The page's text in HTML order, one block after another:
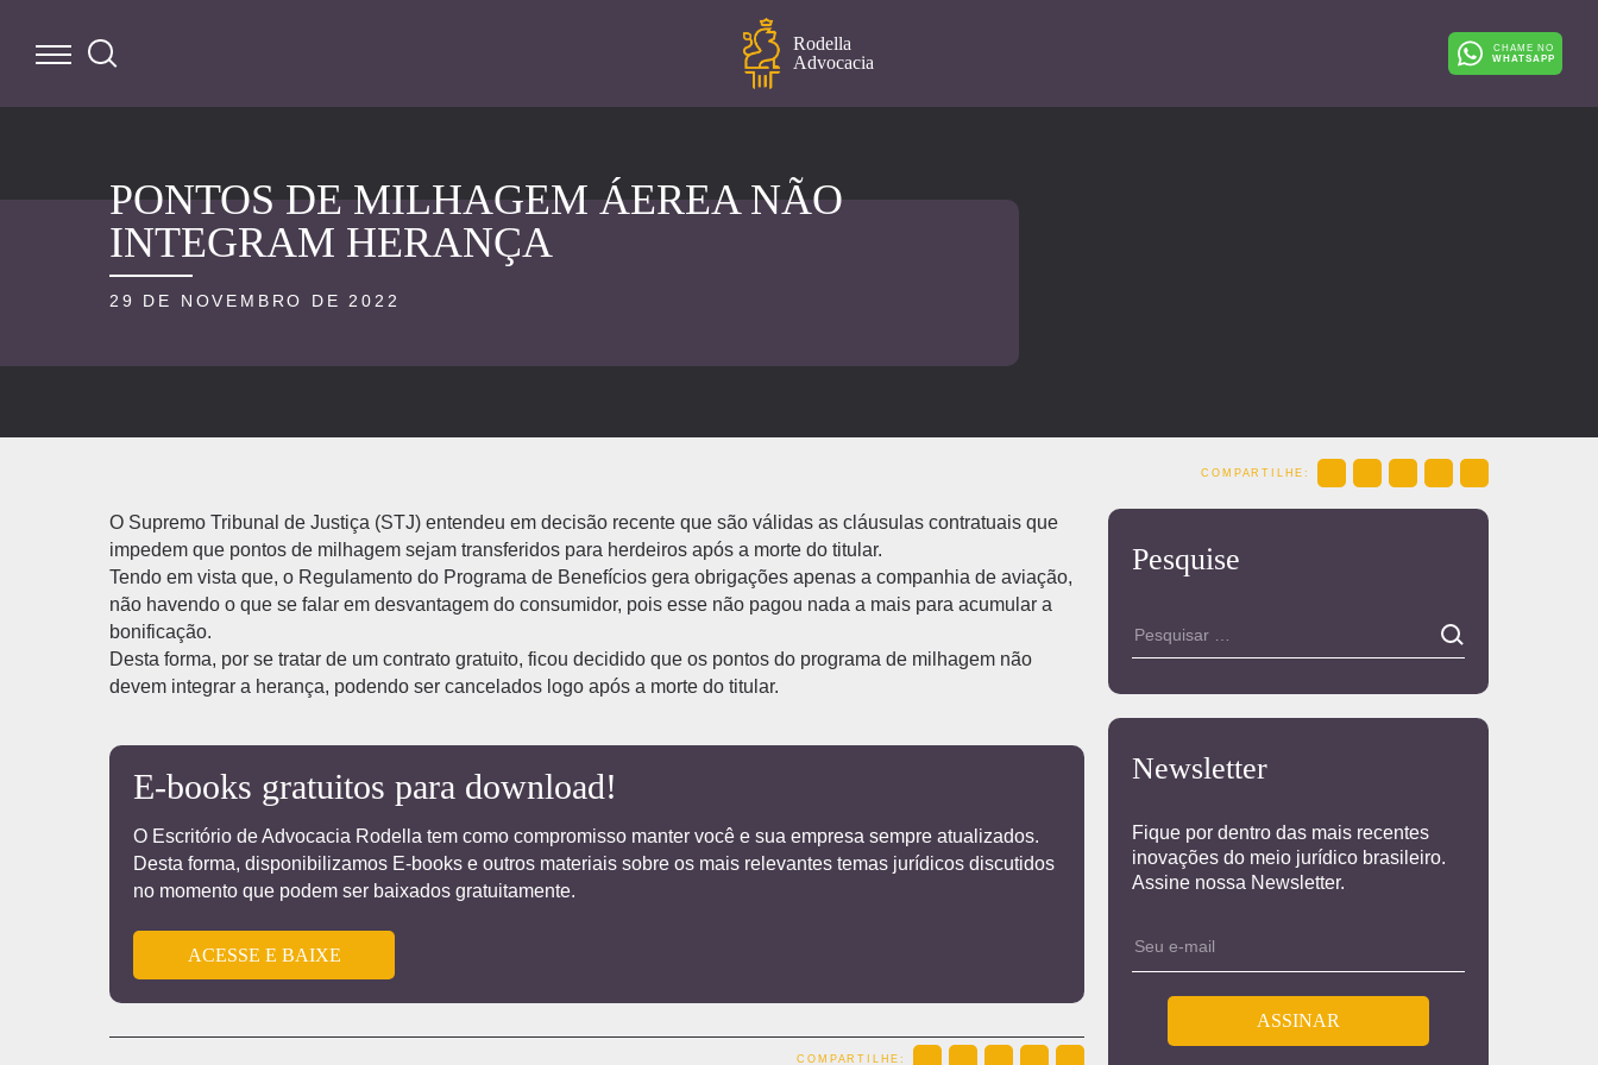
Rodella
Advocacia
CHAME NO
WHATSAPP
PONTOS DE MILHAGEM ÁEREA NÃO
INTEGRAM HERANÇA
29 DE NOVEMBRO DE 2022
COMPARTILHE:
O Supremo Tribunal de Justiça (STJ) entendeu em decisão recente que são válidas as cláusulas contratuais que
impedem que pontos de milhagem sejam transferidos para herdeiros após a morte do titular.
Tendo em vista que, o Regulamento do Programa de Benefícios gera obrigações apenas a companhia de aviação,
não havendo o que se falar em desvantagem do consumidor, pois esse não pagou nada a mais para acumular a
bonificação.
Desta forma, por se tratar de um contrato gratuito, ficou decidido que os pontos do programa de milhagem não
devem integrar a herança, podendo ser cancelados logo após a morte do titular.
E-books gratuitos para download!
O Escritório de Advocacia Rodella tem como compromisso manter você e sua empresa sempre atualizados.
Desta forma, disponibilizamos E-books e outros materiais sobre os mais relevantes temas jurídicos discutidos
no momento que podem ser baixados gratuitamente.
ACESSE E BAIXE
COMPARTILHE:
Pesquise
Newsletter
Fique por dentro das mais recentes
inovações do meio jurídico brasileiro.
Assine nossa Newsletter.